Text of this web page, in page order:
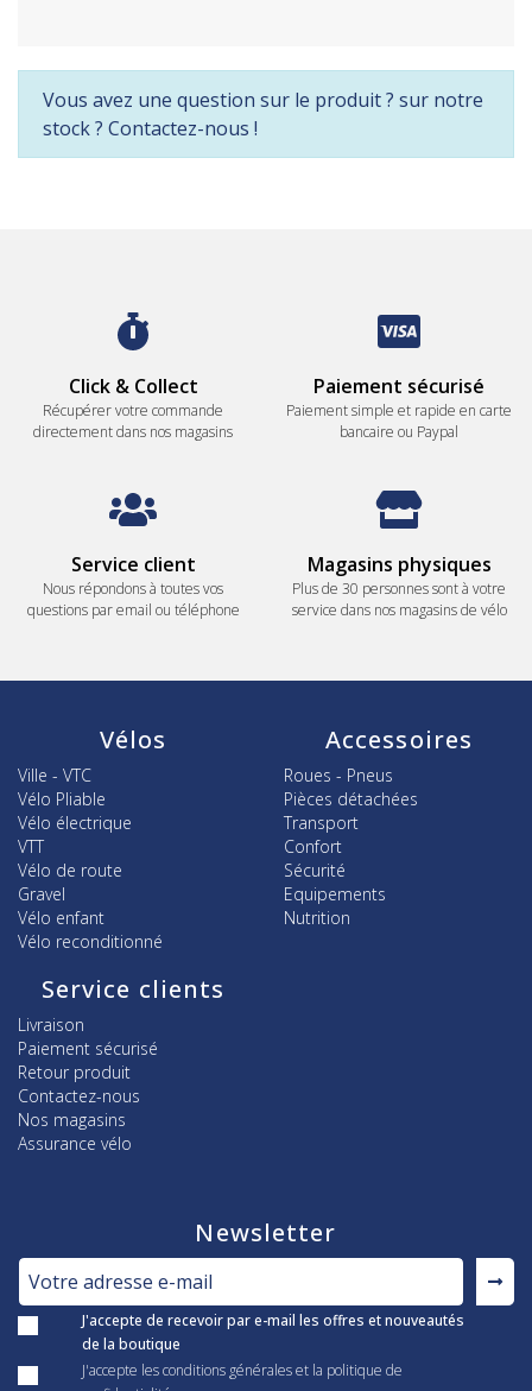
Vous avez une question sur le produit ? sur notre
stock ? Contactez-nous !
Click & Collect
Récupérer votre commande
directement dans nos magasins
Paiement sécurisé
Paiement simple et rapide en carte
bancaire ou Paypal
Service client
Nous répondons à toutes vos
questions par email ou téléphone
Magasins physiques
Plus de 30 personnes sont à votre
service dans nos magasins de vélo
Vélos
Ville - VTC
Vélo Pliable
Vélo électrique
VTT
Vélo de route
Gravel
Vélo enfant
Vélo reconditionné
Accessoires
Roues - Pneus
Pièces détachées
Transport
Confort
Sécurité
Equipements
Nutrition
Service clients
Livraison
Paiement sécurisé
Retour produit
Contactez-nous
Nos magasins
Assurance vélo
Newsletter
J'accepte de recevoir par e-mail les offres et nouveautés
de la boutique
J'accepte les conditions générales et la politique de